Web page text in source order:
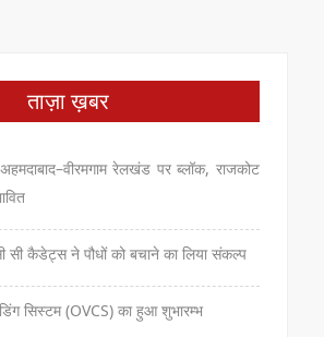
ताज़ा ख़बर
रेलखंड पर ब्लॉक, राजकोट
कैडेट्स ने पौधों को बचाने का लिया संकल्प
सिस्टम (OVCS) का हुआ शुभारम्भ